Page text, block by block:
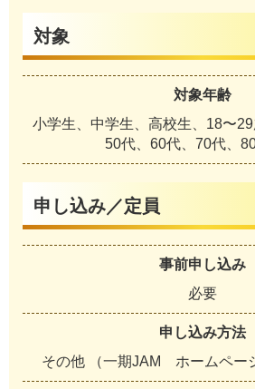
対象
対象年齢
小学生、中学生、高校生、18〜29
50代、60代、70代、
申し込み／定員
事前申し込み
必要
申し込み方法
その他 （一期JAM ホームペー